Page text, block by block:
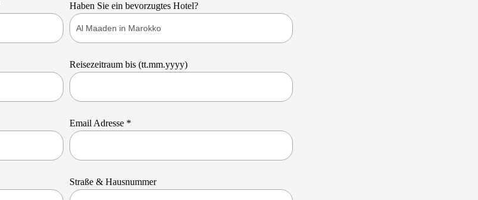
Haben Sie ein bevorzugtes Hotel?
Reisezeitraum bis (tt.mm.yyyy)
Email Adresse *
Straße & Hausnummer